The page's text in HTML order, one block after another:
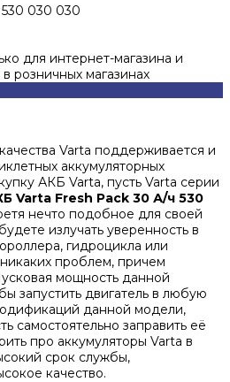
530 030 030
для интернет-магазина и
розничных магазинах
Varta поддерживается и
аккумуляторных
АКБ Varta, пусть Varta серии
Varta Fresh Pack 30 А/ч 530
нечто подобное для своей
излучать уверенность в
гидроцикла или
проблем, причем
мощность данной
запустить двигатель в любую
данной модели,
самостоятельно заправить её
про аккумуляторы Varta в
срок службы,
качество.